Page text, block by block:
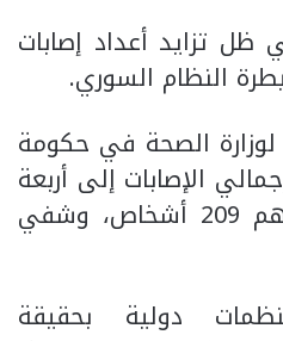
تزايد أعداد إصابات
النظام السوري.
الصحة في حكومة
الإصابات إلى أربعة
آلاف و457، توفي منهم 209 أشخاص، وشفي
دولية بحقيقة